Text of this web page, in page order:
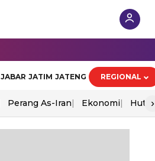
JABAR JATIM JATENG REGIONAL
Perang As-Iran Ekonomi Hut Ri
›